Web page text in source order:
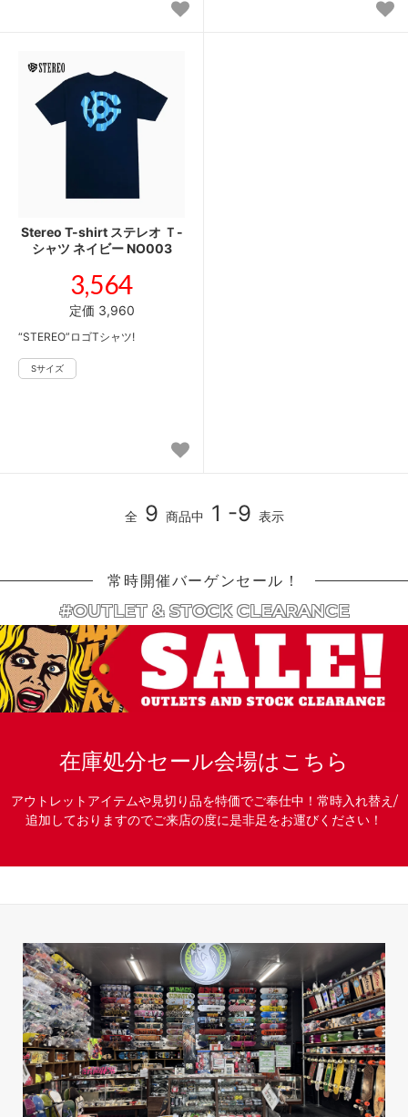
Stereo T-shirt ステレオ Ｔ-
シャツ ネイビー NO003
3,564
定価 3,960
“STEREO”ロゴTシャツ!
全 9 商品中 1 -9 表示
常時開催バーゲンセール！
#OUTLET & STOCK CLEARANCE
在庫処分セール会場はこちら
アウトレットアイテムや見切り品を特価でご奉仕中！常時入れ替え/
追加しておりますのでご来店の度に是非足をお運びください！